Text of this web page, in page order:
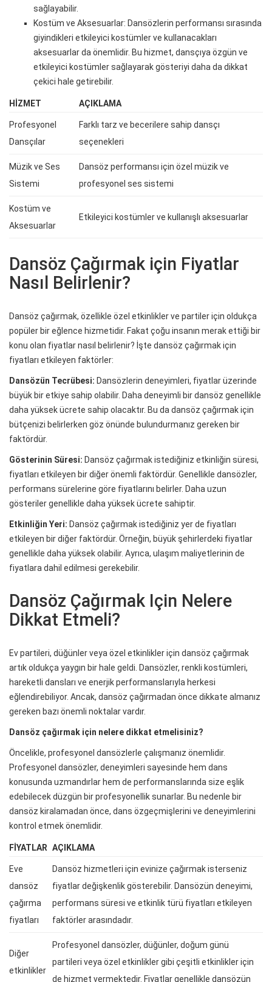
sağlayabilir.
Kostüm ve Aksesuarlar: Dansözlerin performansı sırasında
giyindikleri etkileyici kostümler ve kullanacakları
aksesuarlar da önemlidir. Bu hizmet, dansçıya özgün ve
etkileyici kostümler sağlayarak gösteriyi daha da dikkat
çekici hale getirebilir.
HIZMET AÇIKLAMA
Profesyonel
Dansçılar
Farklı tarz ve becerilere sahip dansçı
seçenekleri
Müzik ve Ses
Sistemi
Dansöz performansı için özel müzik ve
profesyonel ses sistemi
Kostüm ve
Aksesuarlar
Etkileyici kostümler ve kullanışlı aksesuarlar
Dansöz Çağırmak için Fiyatlar
Nasıl Belirlenir?
Dansöz çağırmak, özellikle özel etkinlikler ve partiler için oldukça
popüler bir eğlence hizmetidir. Fakat çoğu insanın merak ettiği bir
konu olan fiyatlar nasıl belirlenir? İşte dansöz çağırmak için
fiyatları etkileyen faktörler:
Dansözün Tecrübesi: Dansözlerin deneyimleri, fiyatlar üzerinde
büyük bir etkiye sahip olabilir. Daha deneyimli bir dansöz genellikle
daha yüksek ücrete sahip olacaktır. Bu da dansöz çağırmak için
bütçenizi belirlerken göz önünde bulundurmanız gereken bir
faktördür.
Gösterinin Süresi: Dansöz çağırmak istediğiniz etkinliğin süresi,
fiyatları etkileyen bir diğer önemli faktördür. Genellikle dansözler,
performans sürelerine göre fiyatlarını belirler. Daha uzun
gösteriler genellikle daha yüksek ücrete sahiptir.
Etkinliğin Yeri: Dansöz çağırmak istediğiniz yer de fiyatları
etkileyen bir diğer faktördür. Örneğin, büyük şehirlerdeki fiyatlar
genellikle daha yüksek olabilir. Ayrıca, ulaşım maliyetlerinin de
fiyatlara dahil edilmesi gerekebilir.
Dansöz Çağırmak Için Nelere
Dikkat Etmeli?
Ev partileri, düğünler veya özel etkinlikler için dansöz çağırmak
artık oldukça yaygın bir hale geldi. Dansözler, renkli kostümleri,
hareketli dansları ve enerjik performanslarıyla herkesi
eğlendirebiliyor. Ancak, dansöz çağırmadan önce dikkate almanız
gereken bazı önemli noktalar vardır.
Dansöz çağırmak için nelere dikkat etmelisiniz?
Öncelikle, profesyonel dansözlerle çalışmanız önemlidir.
Profesyonel dansözler, deneyimleri sayesinde hem dans
konusunda uzmandırlar hem de performanslarında size eşlik
edebilecek düzgün bir profesyonellik sunarlar. Bu nedenle bir
dansöz kiralamadan önce, dans özgeçmişlerini ve deneyimlerini
kontrol etmek önemlidir.
FIYATLAR AÇIKLAMA
Eve
dansöz
çağırma
fiyatları
Dansöz hizmetleri için evinize çağırmak isterseniz
fiyatlar değişkenlik gösterebilir. Dansözün deneyimi,
performans süresi ve etkinlik türü fiyatları etkileyen
faktörler arasındadır.
Diğer
etkinlikler
Profesyonel dansözler, düğünler, doğum günü
partileri veya özel etkinlikler gibi çeşitli etkinlikler için
de hizmet vermektedir. Fiyatlar genellikle dansözün